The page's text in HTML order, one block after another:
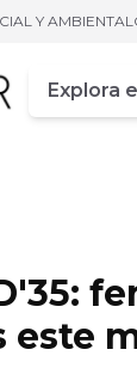
Y AMBIENTAL
Campo
Ingrese
este